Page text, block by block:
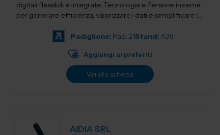
digitali flessibili e integrate. Tecnologia e Persone insieme
per generare efficienza, valorizzare i dati e semplificare la
Padiglione: Pad. 21Stand: A38
Aggiungi ai preferiti
Vai alla scheda
AIDIA SRL